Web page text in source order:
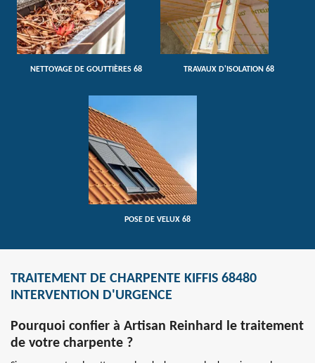
NETTOYAGE DE GOUTTIÈRES 68 TRAVAUX D'ISOLATION 68
POSE DE VELUX 68
TRAITEMENT DE CHARPENTE KIFFIS 68480
INTERVENTION D'URGENCE
Pourquoi confier à Artisan Reinhard le traitement
de votre charpente ?